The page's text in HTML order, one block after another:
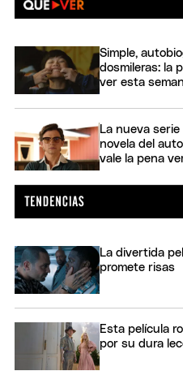
Simple,
dosmileras: la
ver esta
La nueva
novela del
vale la pena
La divertida
promete risas
Esta película
por su dura